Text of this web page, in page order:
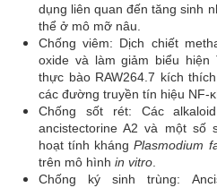
dụng liên quan đến tăng sinh
thể ở mô mỡ nâu.
Chống viêm: Dịch chiết
oxide và làm giảm biểu
thực bào RAW264.7 kích
các đường truyền tín hiệu NF-
Chống sốt rét: Các
ancistectorine A2 và một số
hoạt tính khángPlasmodium
trên mô hình in vitro.
Chống ký sinh trùng: